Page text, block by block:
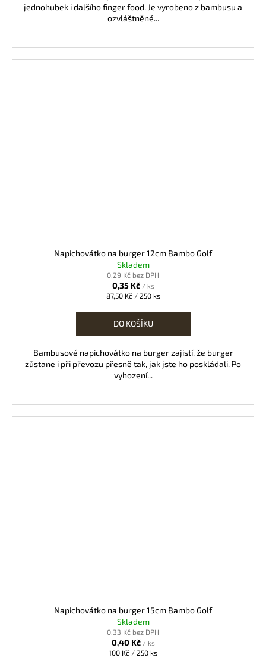
jednohubek i dalšího finger food. Je vyrobeno z bambusu a
ozvláštněné...
Napichovátko na burger 12cm Bambo Golf
Skladem
0,29 Kč bez DPH
0,35 Kč / ks
Měrná
87,50 Kč / 250 ks
DO KOŠÍKU
Bambusové napichovátko na burger zajistí, že burger
zůstane i při převozu přesně tak, jak jste ho poskládali. Po
vyhození...
Napichovátko na burger 15cm Bambo Golf
Skladem
0,33 Kč bez DPH
0,40 Kč / ks
Měrná
100 Kč / 250 ks